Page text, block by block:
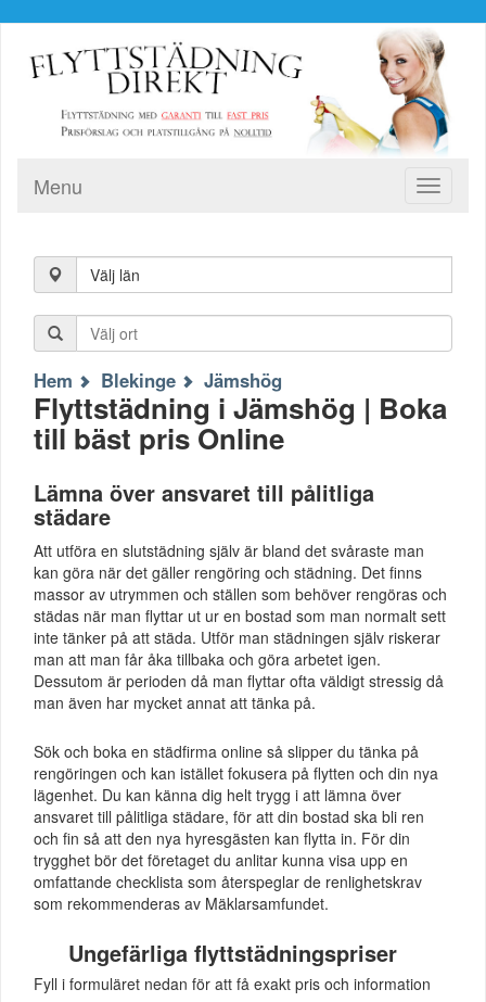
Toggle
Menu
Välj län
Hem Blekinge Jämshög
Flyttstädning i Jämshög | Boka
till bäst pris Online
Lämna över ansvaret till pålitliga
städare
Att utföra en slutstädning själv är bland det svåraste man
kan göra när det gäller rengöring och städning. Det finns
massor av utrymmen och ställen som behöver rengöras och
städas när man flyttar ut ur en bostad som man normalt sett
inte tänker på att städa. Utför man städningen själv riskerar
man att man får åka tillbaka och göra arbetet igen.
Dessutom är perioden då man flyttar ofta väldigt stressig då
man även har mycket annat att tänka på.
Sök och boka en städfirma online så slipper du tänka på
rengöringen och kan istället fokusera på flytten och din nya
lägenhet. Du kan känna dig helt trygg i att lämna över
ansvaret till pålitliga städare, för att din bostad ska bli ren
och fin så att den nya hyresgästen kan flytta in. För din
trygghet bör det företaget du anlitar kunna visa upp en
omfattande checklista som återspeglar de renlighetskrav
som rekommenderas av Mäklarsamfundet.
Ungefärliga flyttstädningspriser
Fyll i formuläret nedan för att få exakt pris och information